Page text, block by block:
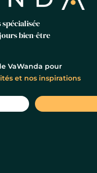
spécialisée
bien-être
VaWanda pour
et nos inspirations